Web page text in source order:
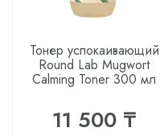
Тонер успокаивающий
Round Lab Mugwort
Calming Toner 300 мл
11 500 ₸